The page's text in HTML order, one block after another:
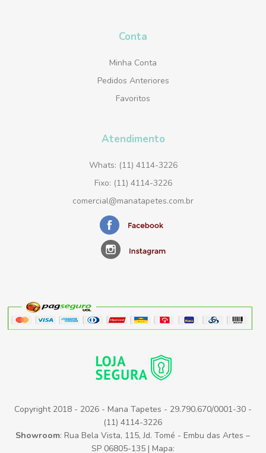
Conta
Minha Conta
Pedidos Anteriores
Favoritos
Atendimento
Whats: (11) 4114-3226
Fixo: (11) 4114-3226
comercial@manatapetes.com.br
Copyright 2018 - 2026 - Mana Tapetes - 29.790.670/0001-30 -
(11) 4114-3226
Showroom: Rua Bela Vista, 115, Jd. Tomé - Embu das Artes –
SP 06805-135 | Mapa: